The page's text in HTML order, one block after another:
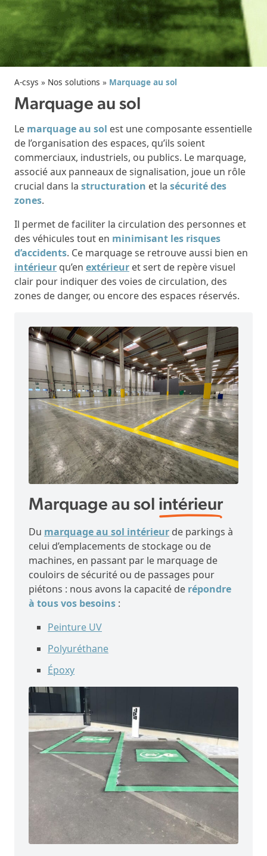
A-csys » Nos solutions » Marquage au sol
Marquage au sol
Le marquage au sol est une composante essentielle
de l’organisation des espaces, qu’ils soient
commerciaux, industriels, ou publics. Le marquage,
associé aux panneaux de signalisation, joue un rôle
crucial dans la structuration et la sécurité des
zones.
Il permet de faciliter la circulation des personnes et
des véhicules tout en minimisant les risques
d’accidents. Ce marquage se retrouve aussi bien en
intérieur qu’en extérieur et sert de repère visuel
clair pour indiquer des voies de circulation, des
zones de danger, ou encore des espaces réservés.
Marquage au sol intérieur
Du marquage au sol intérieur de parkings à
celui d’emplacements de stockage ou de
machines, en passant par le marquage de
couloirs de sécurité ou de passages pour
piétons : nous avons la capacité de répondre
à tous vos besoins :
Peinture UV
Polyuréthane
Époxy